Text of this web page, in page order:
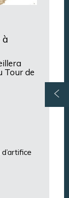
à
Tour de